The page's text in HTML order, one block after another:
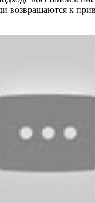
возвращаются к